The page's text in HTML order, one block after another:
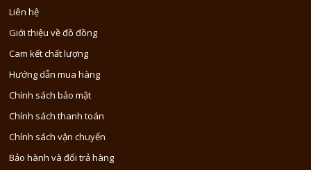
Liên hệ
Giới thiệu về đồ đồng
Cam kết chất lượng
Hướng dẫn mua hàng
Chính sách bảo mật
Chính sách thanh toán
Chính sách vận chuyển
Bảo hành và đổi trả hàng